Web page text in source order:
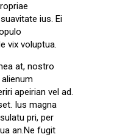
ius. Ei
vix voluptua.
at, nostro
apeirian vel ad.
Ius magna
pri, per
an.Ne fugit